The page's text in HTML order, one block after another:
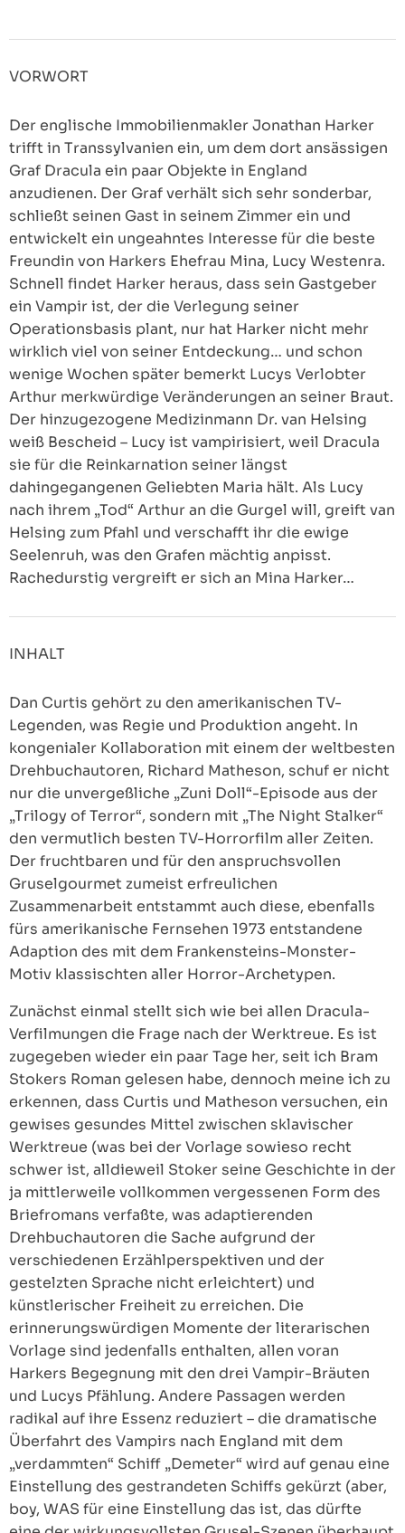
VORWORT
Der englische Immobilienmakler Jonathan Harker
trifft in Transsylvanien ein, um dem dort ansässigen
Graf Dracula ein paar Objekte in England
anzudienen. Der Graf verhält sich sehr sonderbar,
schließt seinen Gast in seinem Zimmer ein und
entwickelt ein ungeahntes Interesse für die beste
Freundin von Harkers Ehefrau Mina, Lucy Westenra.
Schnell findet Harker heraus, dass sein Gastgeber
ein Vampir ist, der die Verlegung seiner
Operationsbasis plant, nur hat Harker nicht mehr
wirklich viel von seiner Entdeckung… und schon
wenige Wochen später bemerkt Lucys Verlobter
Arthur merkwürdige Veränderungen an seiner Braut.
Der hinzugezogene Medizinmann Dr. van Helsing
weiß Bescheid – Lucy ist vampirisiert, weil Dracula
sie für die Reinkarnation seiner längst
dahingegangenen Geliebten Maria hält. Als Lucy
nach ihrem „Tod“ Arthur an die Gurgel will, greift van
Helsing zum Pfahl und verschafft ihr die ewige
Seelenruh, was den Grafen mächtig anpisst.
Rachedurstig vergreift er sich an Mina Harker…
INHALT
Dan Curtis gehört zu den amerikanischen TV-
Legenden, was Regie und Produktion angeht. In
kongenialer Kollaboration mit einem der weltbesten
Drehbuchautoren, Richard Matheson, schuf er nicht
nur die unvergeßliche „Zuni Doll“-Episode aus der
„Trilogy of Terror“, sondern mit „The Night Stalker“
den vermutlich besten TV-Horrorfilm aller Zeiten.
Der fruchtbaren und für den anspruchsvollen
Gruselgourmet zumeist erfreulichen
Zusammenarbeit entstammt auch diese, ebenfalls
fürs amerikanische Fernsehen 1973 entstandene
Adaption des mit dem Frankensteins-Monster-
Motiv klassischten aller Horror-Archetypen.
Zunächst einmal stellt sich wie bei allen Dracula-
Verfilmungen die Frage nach der Werktreue. Es ist
zugegeben wieder ein paar Tage her, seit ich Bram
Stokers Roman gelesen habe, dennoch meine ich zu
erkennen, dass Curtis und Matheson versuchen, ein
gewises gesundes Mittel zwischen sklavischer
Werktreue (was bei der Vorlage sowieso recht
schwer ist, alldieweil Stoker seine Geschichte in der
ja mittlerweile vollkommen vergessenen Form des
Briefromans verfaßte, was adaptierenden
Drehbuchautoren die Sache aufgrund der
verschiedenen Erzählperspektiven und der
gestelzten Sprache nicht erleichtert) und
künstlerischer Freiheit zu erreichen. Die
erinnerungswürdigen Momente der literarischen
Vorlage sind jedenfalls enthalten, allen voran
Harkers Begegnung mit den drei Vampir-Bräuten
und Lucys Pfählung. Andere Passagen werden
radikal auf ihre Essenz reduziert – die dramatische
Überfahrt des Vampirs nach England mit dem
„verdammten“ Schiff „Demeter“ wird auf genau eine
Einstellung des gestrandeten Schiffs gekürzt (aber,
boy, WAS für eine Einstellung das ist, das dürfte